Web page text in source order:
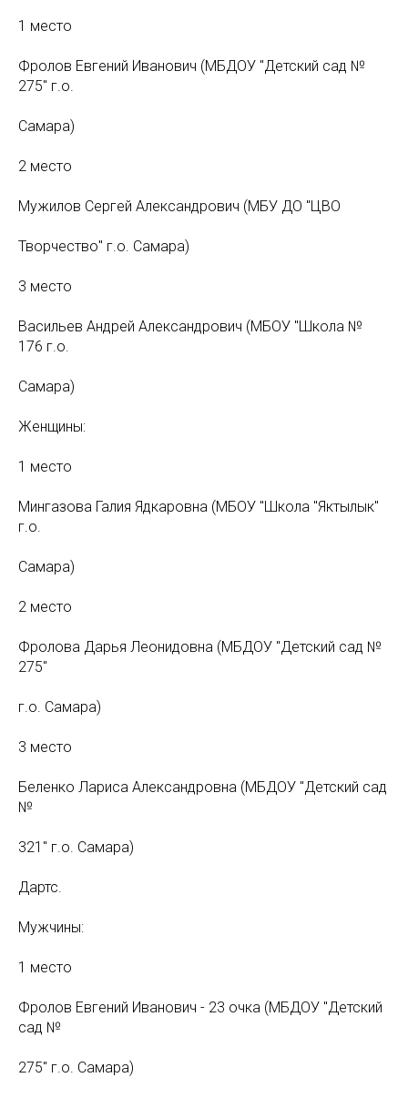
1 место
Фролов Евгений Иванович (МБДОУ "Детский сад №
275" г.о.
Самара)
2 место
Мужилов Сергей Александрович (МБУ ДО "ЦВО
Творчество" г.о. Самара)
3 место
Васильев Андрей Александрович (МБОУ "Школа №
176 г.о.
Самара)
Женщины:
1 место
Мингазова Галия Ядкаровна (МБОУ "Школа "Яктылык"
г.о.
Самара)
2 место
Фролова Дарья Леонидовна (МБДОУ "Детский сад №
275"
г.о. Самара)
3 место
Беленко Лариса Александровна (МБДОУ "Детский сад
№
321" г.о. Самара)
Дартс.
Мужчины:
1 место
Фролов Евгений Иванович - 23 очка (МБДОУ "Детский
сад №
275" г.о. Самара)